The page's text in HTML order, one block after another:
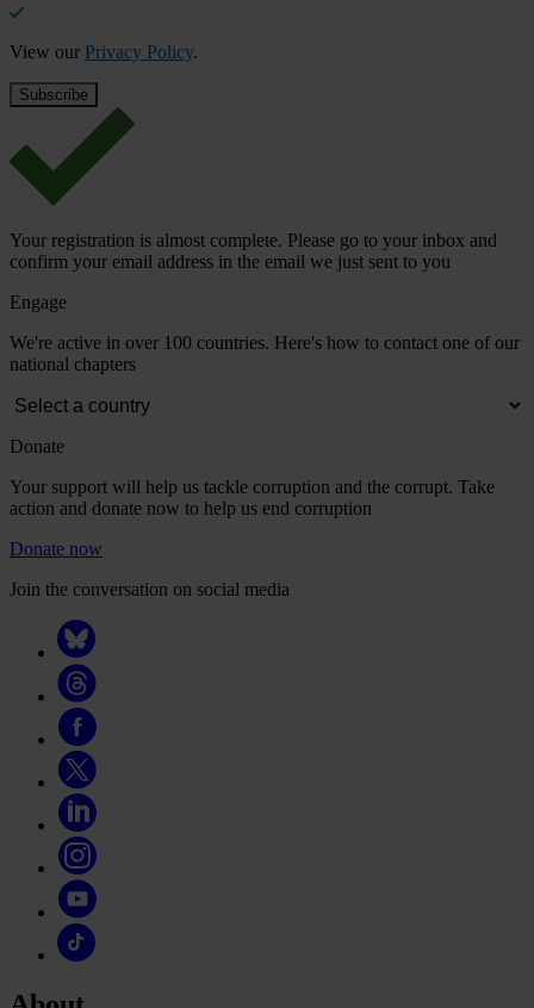
View our Privacy Policy.
Your registration is almost complete. Please go to your inbox and
confirm your email address in the email we just sent to you
Engage
We're active in over 100 countries. Here's how to contact one of our
national chapters
Donate
Your support will help us tackle corruption and the corrupt. Take
action and donate now to help us end corruption
Donate now
Join the conversation on social media